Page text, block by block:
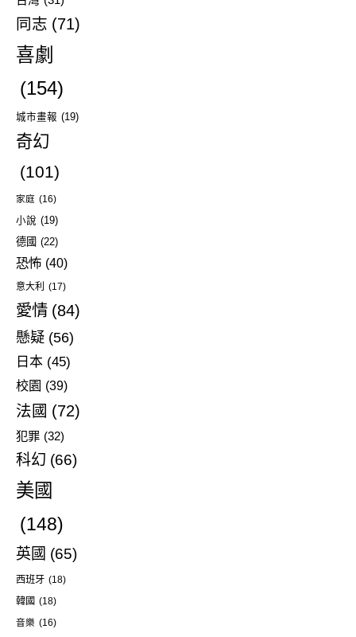
同志 (71)
喜劇
(154)
城市畫報 (19)
奇幻
(101)
家庭 (16)
小說 (19)
德國 (22)
恐怖 (40)
意大利 (17)
愛情 (84)
懸疑 (56)
日本 (45)
校園 (39)
法國 (72)
犯罪 (32)
科幻 (66)
美國
(148)
英國 (65)
西班牙 (18)
韓國 (18)
音樂 (16)